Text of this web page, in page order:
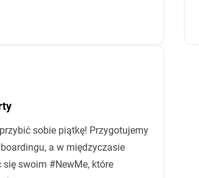
sobie piątkę! Przygotujemy
a w międzyczasie
się swoim #NewMe, które